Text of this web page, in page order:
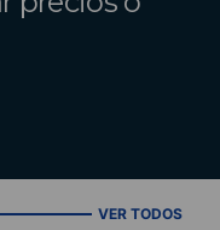
VER TODOS